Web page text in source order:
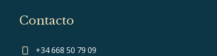
Contacto
+34 668 50 79 09